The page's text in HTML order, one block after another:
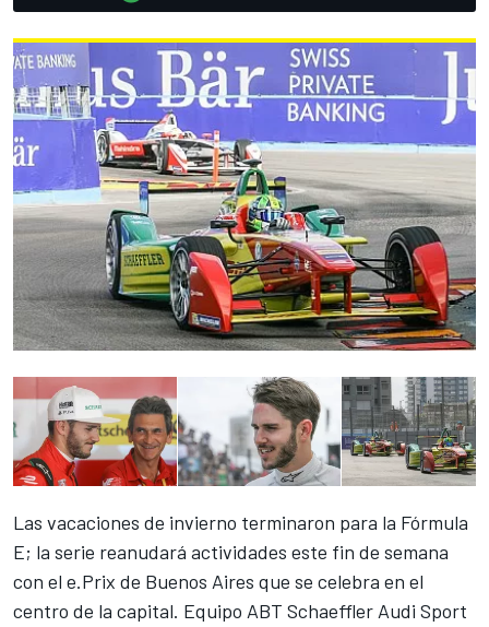
Las vacaciones de invierno terminaron para la Fórmula
E; la serie reanudará actividades este fin de semana
con el e.Prix de Buenos Aires que se celebra en el
centro de la capital. Equipo ABT Schaeffler Audi Sport